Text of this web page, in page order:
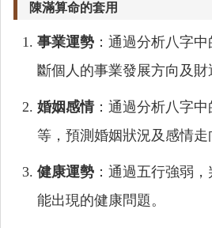
陳滿算命的套用
事業運勢 ：通過分析八字
斷個人的事業發展方向及財
婚姻感情：通過分析八字
等，預測婚姻狀況及感情走
健康運勢 ：通過五行強弱
能出現的健康問題。